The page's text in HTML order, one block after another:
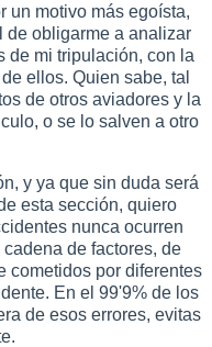
un motivo más egoísta,
de obligarme a analizar
de mi tripulación, con la
ellos. Quien sabe, tal
de otros aviadores y la
o se lo salven a otro
y ya que sin duda será
esta sección, quiero
nunca ocurren
de factores, de
cometidos por diferentes
En el 99'9% de los
de esos errores, evitas